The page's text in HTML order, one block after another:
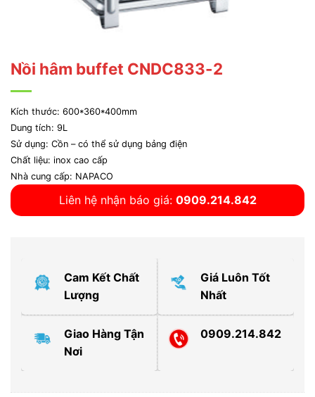
Nồi hâm buffet CNDC833-2
Kích thước: 600*360*400mm
Dung tích: 9L
Sử dụng: Cồn – có thể sử dụng bảng điện
Chất liệu: inox cao cấp
Nhà cung cấp: NAPACO
Liên hệ nhận báo giá: 0909.214.842
Cam Kết Chất
Lượng
Giá Luôn Tốt
Nhất
Giao Hàng Tận
Nơi
0909.214.842